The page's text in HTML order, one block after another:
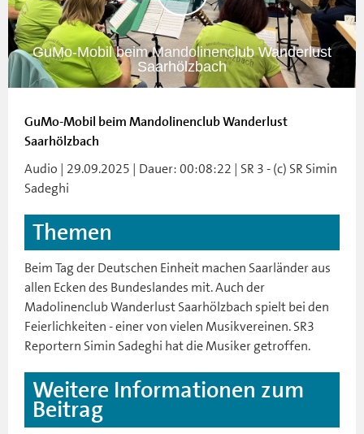
GuMo-Mobil beim Mandolinenclub Wanderlust
Saarhölzbach
GuMo-Mobil beim Mandolinenclub Wanderlust
Saarhölzbach
Audio | 29.09.2025 | Dauer: 00:08:22 | SR 3 - (c) SR Simin
Sadeghi
Themen
Beim Tag der Deutschen Einheit machen Saarländer aus
allen Ecken des Bundeslandes mit. Auch der
Madolinenclub Wanderlust Saarhölzbach spielt bei den
Feierlichkeiten - einer von vielen Musikvereinen. SR3
Reportern Simin Sadeghi hat die Musiker getroffen.
Weitere Informationen zum
Beitrag